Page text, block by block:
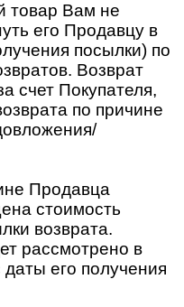
товар Вам не
его Продавцу в
посылки) по
Возврат
счет Покупателя,
по причине
Продавца
стоимость
возврата.
рассмотрено в
его получения